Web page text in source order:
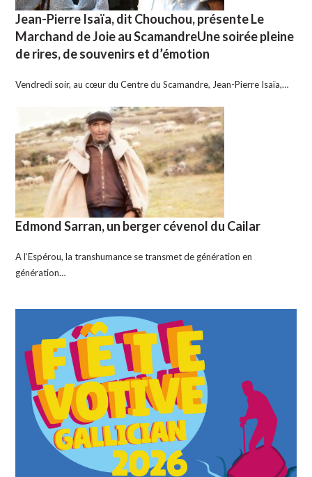
Jean-Pierre Isaïa, dit Chouchou, présente Le
Marchand de Joie au ScamandreUne soirée pleine
de rires, de souvenirs et d’émotion
Vendredi soir, au cœur du Centre du Scamandre, Jean-Pierre Isaïa,…
Edmond Sarran, un berger cévenol du Cailar
A l’Espérou, la transhumance se transmet de génération en
génération…